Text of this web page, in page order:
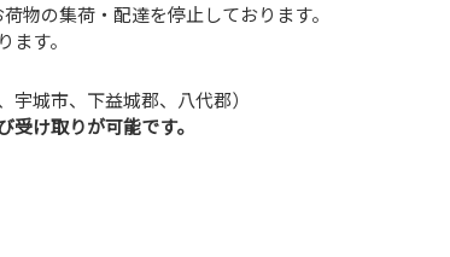
物の集荷・配達を停止しております。
す。
城市、下益城郡、八代郡）
け取りが可能です。